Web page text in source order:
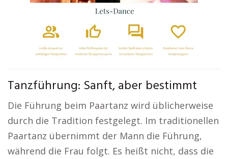
Tanzführung: Sanft, aber bestimmt
Die Führung beim Paartanz wird üblicherweise
durch die Tradition festgelegt. Im traditionellen
Paartanz übernimmt der Mann die Führung,
während die Frau folgt. Es heißt nicht, dass die